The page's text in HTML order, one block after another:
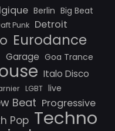
Berlin Big Beat
Punk Detroit
Eurodance
Garage Goa Trance
Italo Disco
LGBT live
Beat Progressive
Pop Techno